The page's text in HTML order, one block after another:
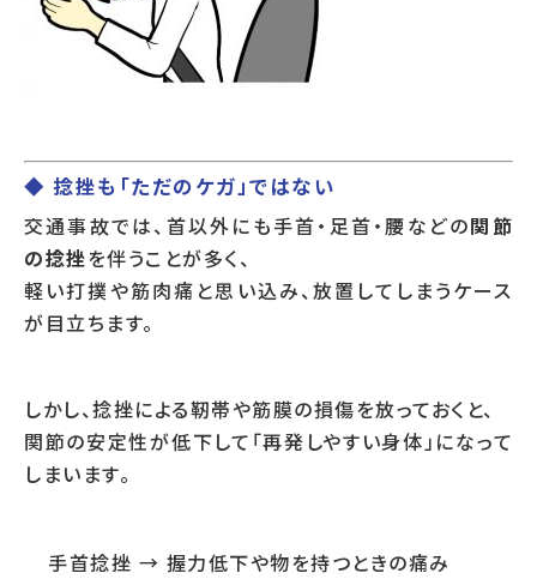
◆ 捻挫も「ただのケガ」ではない
交通事故では、首以外にも手首・足首・腰などの関節
の捻挫を伴うことが多く、
軽い打撲や筋肉痛と思い込み、放置してしまうケース
が目立ちます。
しかし、捻挫による靭帯や筋膜の損傷を放っておくと、
関節の安定性が低下して「再発しやすい身体」になって
しまいます。
手首捻挫 → 握力低下や物を持つときの痛み